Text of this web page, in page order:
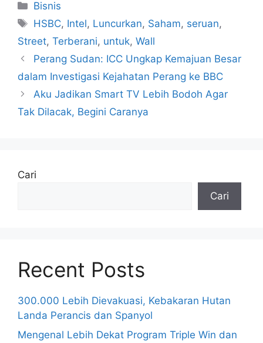
Kategori
Bisnis
Tag
HSBC, Intel, Luncurkan, Saham, seruan,
Street, Terberani, untuk, Wall
Perang Sudan: ICC Ungkap Kemajuan Besar
dalam Investigasi Kejahatan Perang ke BBC
Aku Jadikan Smart TV Lebih Bodoh Agar
Tak Dilacak, Begini Caranya
Cari
Cari
Recent Posts
300.000 Lebih Dievakuasi, Kebakaran Hutan
Landa Perancis dan Spanyol
Mengenal Lebih Dekat Program Triple Win dan